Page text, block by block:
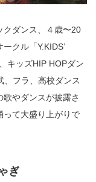
クダンス、４歳〜20
クル「Y.KIDS’
キッズHIP HOPダン
、フラ、高校ダンス
やダンスが披露さ
って大盛り上がりで
ぎ